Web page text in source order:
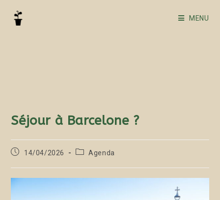
MENU
Séjour à Barcelone ?
14/04/2026 Agenda